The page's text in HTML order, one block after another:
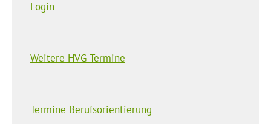
Login
Weitere HVG-Termine
Termine Berufsorientierung